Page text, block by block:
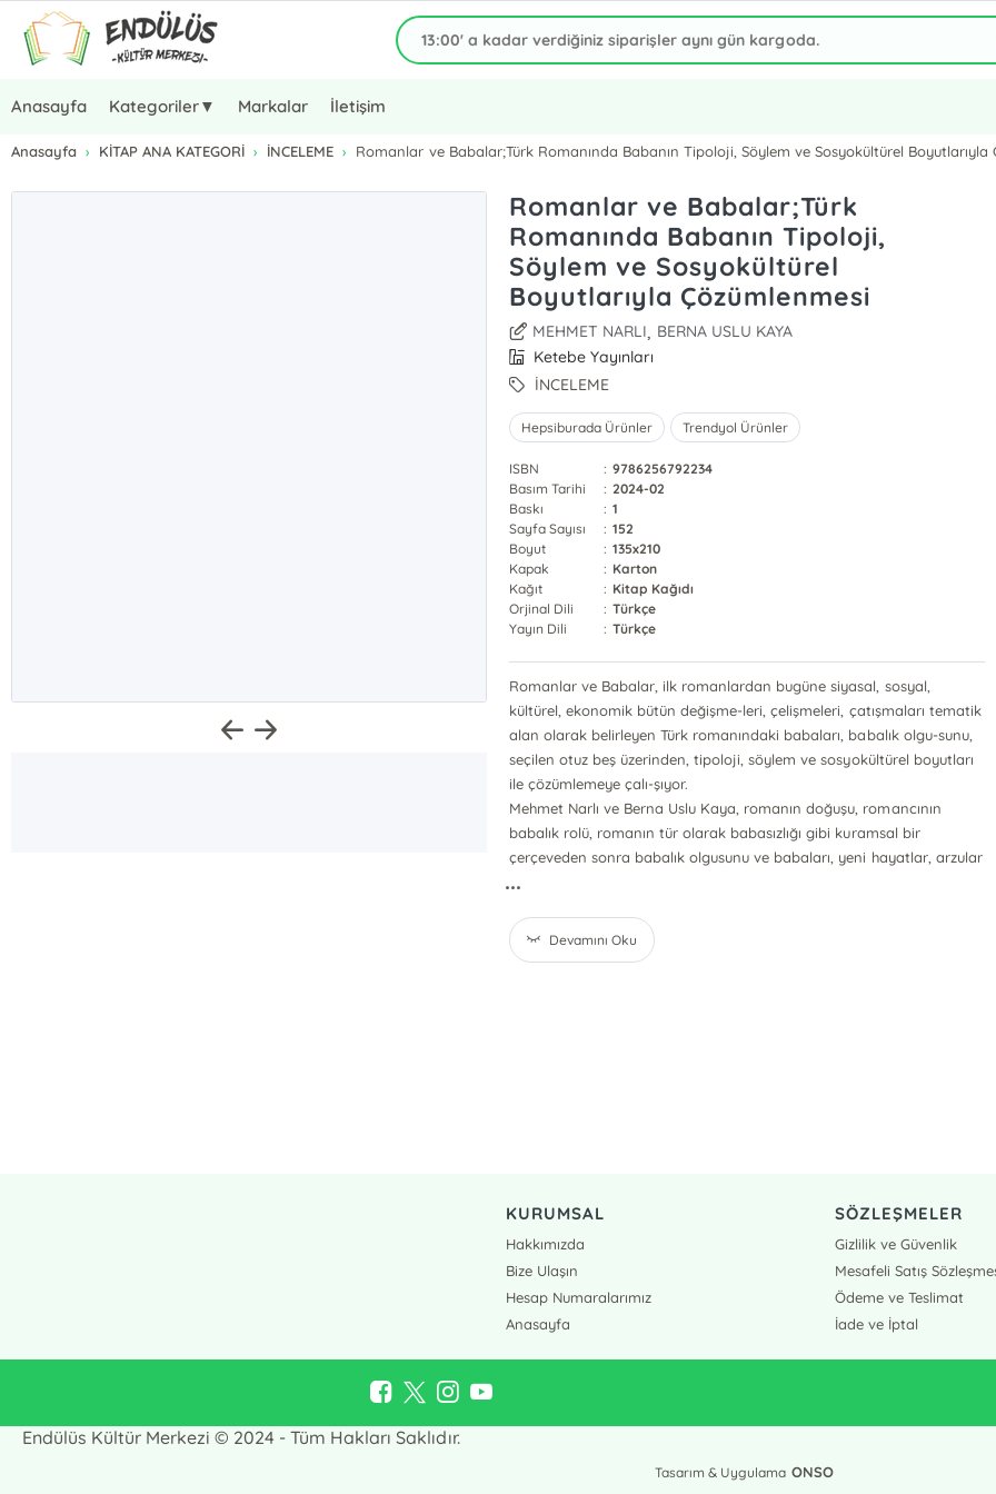
Anasayfa Kategoriler▼ Markalar İletişim
Anasayfa KİTAP ANA KATEGORİ İNCELEME Romanlar ve Babalar;Türk Romanında Babanın Tipoloji, Söylem ve Sosyokültürel Boyutlarıyla
Romanlar ve Babalar;Türk
Romanında Babanın Tipoloji,
Söylem ve Sosyokültürel
Boyutlarıyla Çözümlenmesi
MEHMET NARLI, BERNA USLU KAYA
Ketebe Yayınları
İNCELEME
Hepsiburada Ürünler Trendyol Ürünler
ISBN : 9786256792234
Basım Tarihi
: 2024-02
Baskı
: 1
Sayfa Sayısı
: 152
Boyut
: 135x210
Kapak
: Karton
Kağıt
: Kitap Kağıdı
Orjinal Dili
: Türkçe
Yayın Dili
: Türkçe
Romanlar ve Babalar, ilk romanlardan bugüne siyasal, sosyal,
kültürel, ekonomik bütün değişme-leri, çelişmeleri, çatışmaları tematik
alan olarak belirleyen Türk romanındaki babaları, babalık olgu-sunu,
seçilen otuz beş üzerinden, tipoloji, söylem ve sosyokültürel boyutları
ile çözümlemeye çalı-şıyor.
Mehmet Narlı ve Berna Uslu Kaya, romanın doğuşu, romancının
babalık rolü, romanın tür olarak babasızlığı gibi kuramsal bir
çerçeveden sonra babalık olgusunu ve babaları, yeni hayatlar, arzular
...
Devamını Oku
KURUMSAL
Hakkımızda
Bize Ulaşın
Hesap Numaralarımız
Anasayfa
SÖZLEŞMELER
Gizlilik ve Güvenlik
Mesafeli Satış
Ödeme ve Teslimat
İade ve İptal
Endülüs Kültür Merkezi © 2024 - Tüm Hakları Saklıdır.
Tasarım & Uygulama ONSO